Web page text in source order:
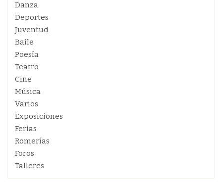
Danza
Deportes
Juventud
Baile
Poesía
Teatro
Cine
Música
Varios
Exposiciones
Ferias
Romerías
Foros
Talleres